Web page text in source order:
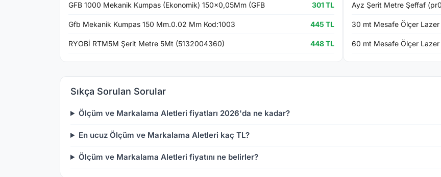
GFB 1000 Mekanik Kumpas (Ekonomik) 150x0,05Mm (GFB 301 TL
Gfb Mekanik Kumpas 150 Mm.0.02 Mm Kod:1003 445 TL
RYOBİ RTM5M Şerit Metre 5Mt (5132004360) 448 TL
Ayz Şerit Metre Şeffaf
30 mt Mesafe Ölçer
60 mt Mesafe Ölçer
Sıkça Sorulan Sorular
Ölçüm ve Markalama Aletleri fiyatları 2026'da ne kadar?
En ucuz Ölçüm ve Markalama Aletleri kaç TL?
Ölçüm ve Markalama Aletleri fiyatını ne belirler?